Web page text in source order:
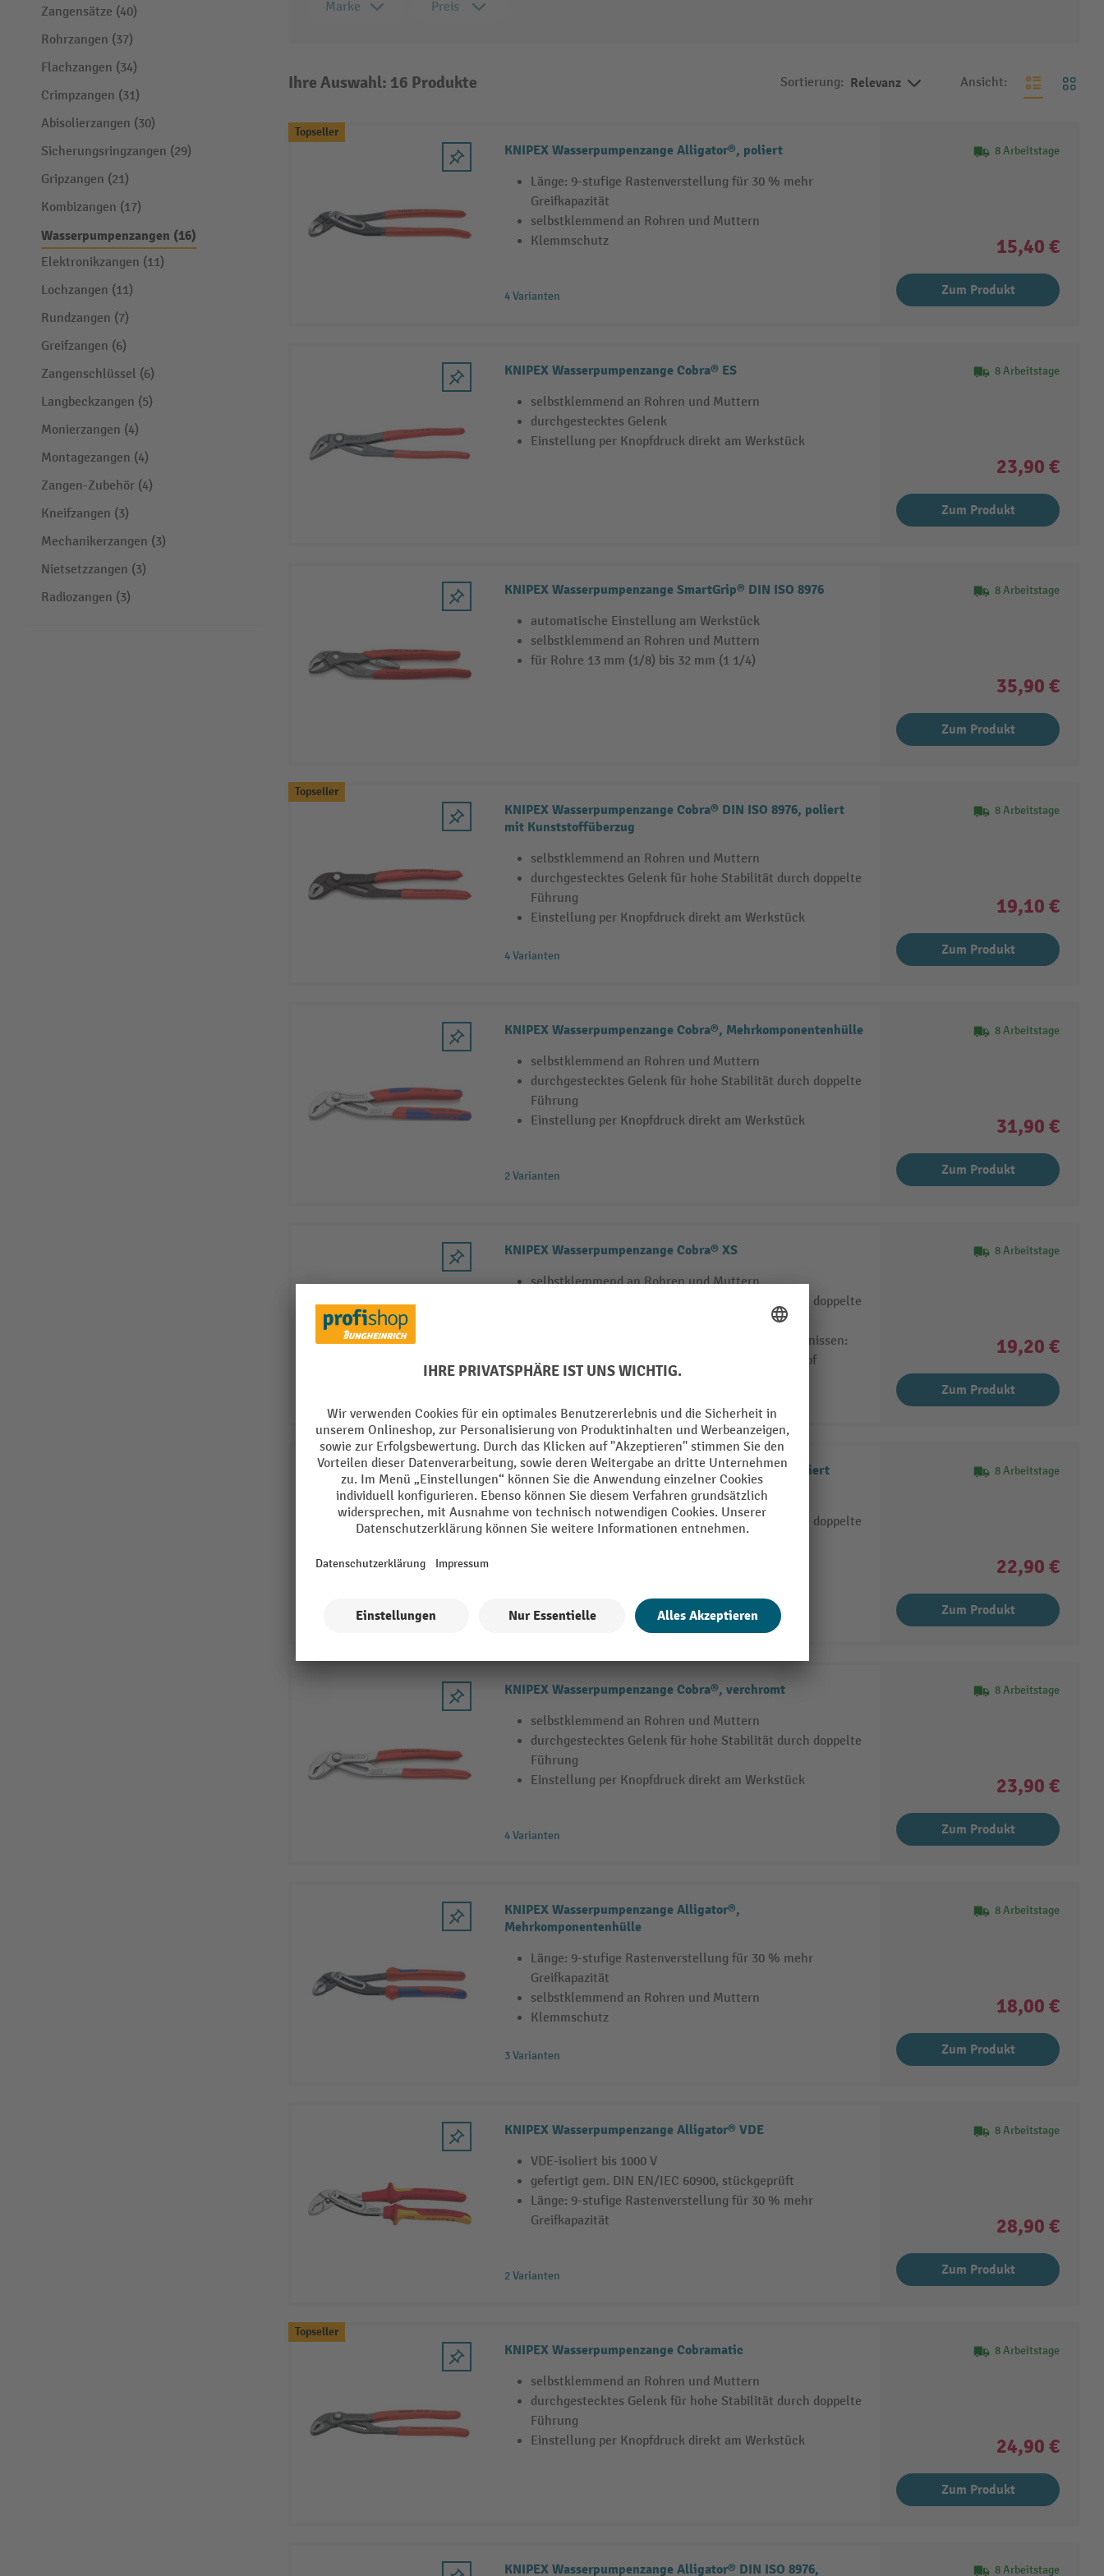
Zangensätze (40)
Rohrzangen (37)
Flachzangen (34)
Crimpzangen (31)
Abisolierzangen (30)
Sicherungsringzangen (29)
Gripzangen (21)
Kombizangen (17)
Wasserpumpenzangen (16)
Elektronikzangen (11)
Lochzangen (11)
Rundzangen (7)
Greifzangen (6)
Zangenschlüssel (6)
Langbeckzangen (5)
Monierzangen (4)
Montagezangen (4)
Zangen-Zubehör (4)
Kneifzangen (3)
Mechanikerzangen (3)
Nietsetzzangen (3)
Radiozangen (3)
Marke Preis
Ihre Auswahl: 16 Produkte Sortierung: Relevanz Ansicht:
Topseller
KNIPEX Wasserpumpenzange Alligator®, poliert
Länge: 9-stufige Rastenverstellung für 30 % mehr
Greifkapazität
selbstklemmend an Rohren und Muttern
Klemmschutz
4 Varianten
8 Arbeitstage
15,40 €
Zum Produkt
KNIPEX Wasserpumpenzange Cobra® ES
selbstklemmend an Rohren und Muttern
durchgestecktes Gelenk
Einstellung per Knopfdruck direkt am Werkstück
8 Arbeitstage
23,90 €
Zum Produkt
KNIPEX Wasserpumpenzange SmartGrip® DIN ISO 8976
automatische Einstellung am Werkstück
selbstklemmend an Rohren und Muttern
für Rohre 13 mm (1/8) bis 32 mm (1 1/4)
8 Arbeitstage
35,90 €
Zum Produkt
Topseller
KNIPEX Wasserpumpenzange Cobra® DIN ISO 8976, poliert
mit Kunststoffüberzug
selbstklemmend an Rohren und Muttern
durchgestecktes Gelenk für hohe Stabilität durch doppelte
Führung
Einstellung per Knopfdruck direkt am Werkstück
4 Varianten
8 Arbeitstage
19,10 €
Zum Produkt
KNIPEX Wasserpumpenzange Cobra®, Mehrkomponentenhülle
selbstklemmend an Rohren und Muttern
durchgestecktes Gelenk für hohe Stabilität durch doppelte
Führung
Einstellung per Knopfdruck direkt am Werkstück
2 Varianten
8 Arbeitstage
31,90 €
Zum Produkt
KNIPEX Wasserpumpenzange Cobra® XS
selbstklemmend an Rohren und Muttern
durchgestecktes Gelenk für hohe Stabilität durch doppelte
optimale Zugänglichkeit bei engsten Platzverhältnissen:
besonders kompakte Bauform, sehr schlanker Kopf
8 Arbeitstage
19,20 €
Zum Produkt
KNIPEX Wasserpumpenzange Cobra®, grau atramentiert
selbstklemmend an Rohren und Muttern
durchgestecktes Gelenk für hohe Stabilität durch doppelte
4 Varianten
8 Arbeitstage
22,90 €
Zum Produkt
KNIPEX Wasserpumpenzange Cobra®, verchromt
selbstklemmend an Rohren und Muttern
durchgestecktes Gelenk für hohe Stabilität durch doppelte
Führung
Einstellung per Knopfdruck direkt am Werkstück
4 Varianten
8 Arbeitstage
23,90 €
Zum Produkt
KNIPEX Wasserpumpenzange Alligator®,
Mehrkomponentenhülle
Länge: 9-stufige Rastenverstellung für 30 % mehr
Greifkapazität
selbstklemmend an Rohren und Muttern
Klemmschutz
3 Varianten
8 Arbeitstage
18,00 €
Zum Produkt
KNIPEX Wasserpumpenzange Alligator® VDE
VDE-isoliert bis 1000 V
gefertigt gem. DIN EN/IEC 60900, stückgeprüft
Länge: 9-stufige Rastenverstellung für 30 % mehr
Greifkapazität
2 Varianten
8 Arbeitstage
28,90 €
Zum Produkt
Topseller
KNIPEX Wasserpumpenzange Cobramatic
selbstklemmend an Rohren und Muttern
durchgestecktes Gelenk für hohe Stabilität durch doppelte
Führung
Einstellung per Knopfdruck direkt am Werkstück
8 Arbeitstage
24,90 €
Zum Produkt
KNIPEX Wasserpumpenzange Alligator® DIN ISO 8976, 8 Arbeitstage